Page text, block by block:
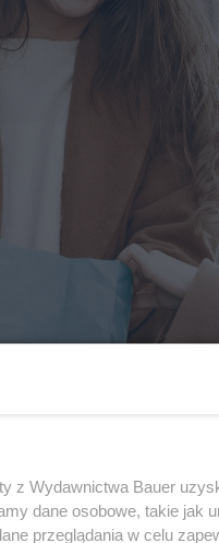
z Wydawnictwa Bauer
dane osobowe, takie jak
przeglądania w celu